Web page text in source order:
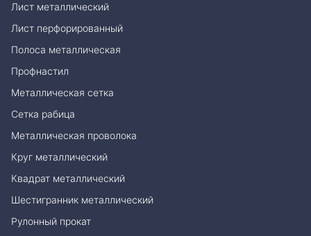
Лист металлический
Лист перфорированный
Полоса металлическая
Профнастил
Металлическая сетка
Сетка рабица
Металлическая проволока
Круг металлический
Квадрат металлический
Шестигранник металлический
Рулонный прокат